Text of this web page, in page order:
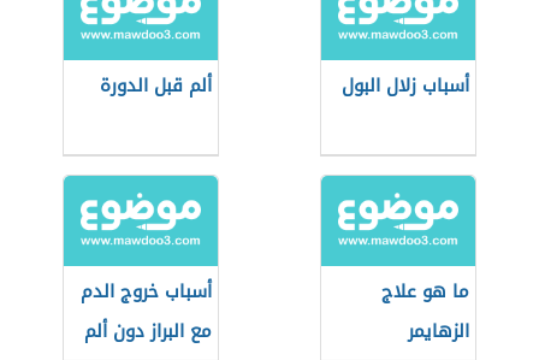
أسباب زلال البول ألم قبل الدورة
ما هو علاج
الزهايمر
أسباب خروج الدم
مع البراز دون ألم